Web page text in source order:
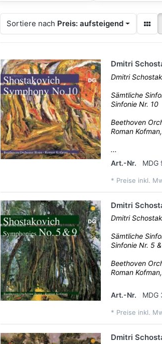
Sortiere nach Preis: aufsteigend
Dmitri
Dmitri
Sämtliche
Sinfonie Nr. 10
Beethoven
Roman
...
Art.-Nr.
MDG
* Preise inkl.
Dmitri
Dmitri
Sämtliche
Sinfonie Nr. 5
Beethoven
Roman
Art.-Nr. MDG
* Preise inkl.
Dmitri